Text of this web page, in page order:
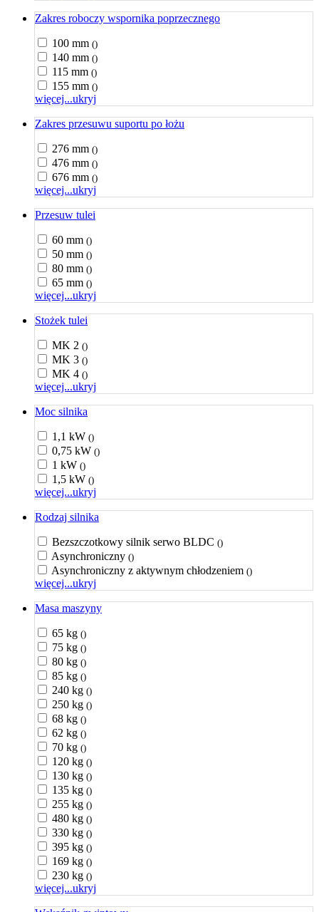
Zakres roboczy wspornika poprzecznego
100 mm ()
140 mm ()
115 mm ()
155 mm ()
więcej...ukryj
Zakres przesuwu suportu po łożu
276 mm ()
476 mm ()
676 mm ()
więcej...ukryj
Przesuw tulei
60 mm ()
50 mm ()
80 mm ()
65 mm ()
więcej...ukryj
Stożek tulei
MK 2 ()
MK 3 ()
MK 4 ()
więcej...ukryj
Moc silnika
1,1 kW ()
0,75 kW ()
1 kW ()
1,5 kW ()
więcej...ukryj
Rodzaj silnika
Bezszczotkowy silnik serwo BLDC ()
Asynchroniczny ()
Asynchroniczny z aktywnym chłodzeniem ()
więcej...ukryj
Masa maszyny
65 kg ()
75 kg ()
80 kg ()
85 kg ()
240 kg ()
250 kg ()
68 kg ()
62 kg ()
70 kg ()
120 kg ()
130 kg ()
135 kg ()
255 kg ()
480 kg ()
330 kg ()
395 kg ()
169 kg ()
230 kg ()
więcej...ukryj